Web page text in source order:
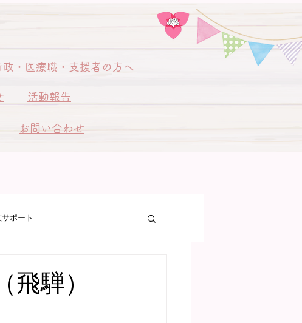
政・医療職・支援者の方へ
活動報告
お問い合わせ
ポート
騨）